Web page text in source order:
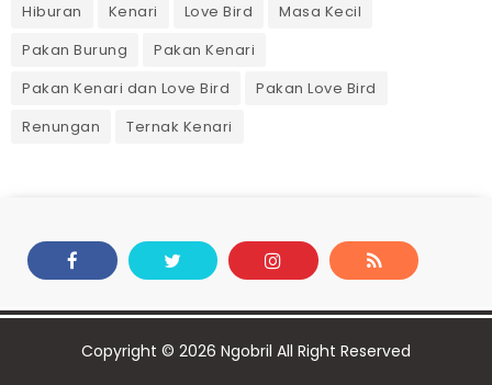
Hiburan
Kenari Love Bird
Masa Kecil
Pakan Burung
Pakan Kenari
Pakan Kenari dan Love Bird
Pakan Love Bird
Renungan
Ternak Kenari
Copyright © 2026 Ngobril All Right Reserved